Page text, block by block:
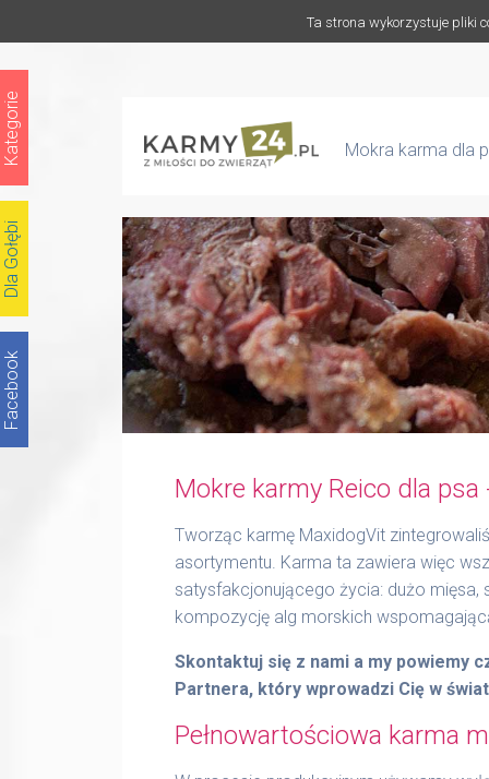
Ta strona wykorzystuje pliki
Mokra karma dla
Mokre karmy Reico dla psa
Tworząc karmę MaxidogVit
asortymentu. Karma ta zawiera więc
satysfakcjonującego życia: dużo mięsa,
kompozycję alg morskich
Skontaktuj się z nami a my powiemy
Partnera, który wprowadzi Cię w
Pełnowartościowa karma
Facebook
Dla Gołębi
Kategorie